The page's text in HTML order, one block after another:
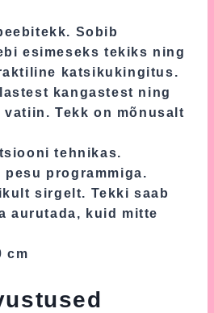
Sobib
esimeseks tekiks ning
katsikukingitus.
kangastest ning
vatiin. Tekk on mõnusalt
tehnikas.
pesu programmiga.
sirgelt. Tekki saab
aurutada, kuid mitte
cm